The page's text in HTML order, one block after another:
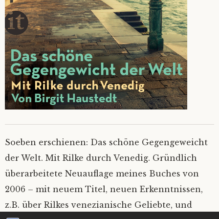
Soeben erschienen: Das schöne Gegengeweicht
der Welt. Mit Rilke durch Venedig. Gründlich
überarbeitete Neuauflage meines Buches von
2006 – mit neuem Titel, neuen Erkenntnissen,
z.B. über Rilkes venezianische Geliebte, und